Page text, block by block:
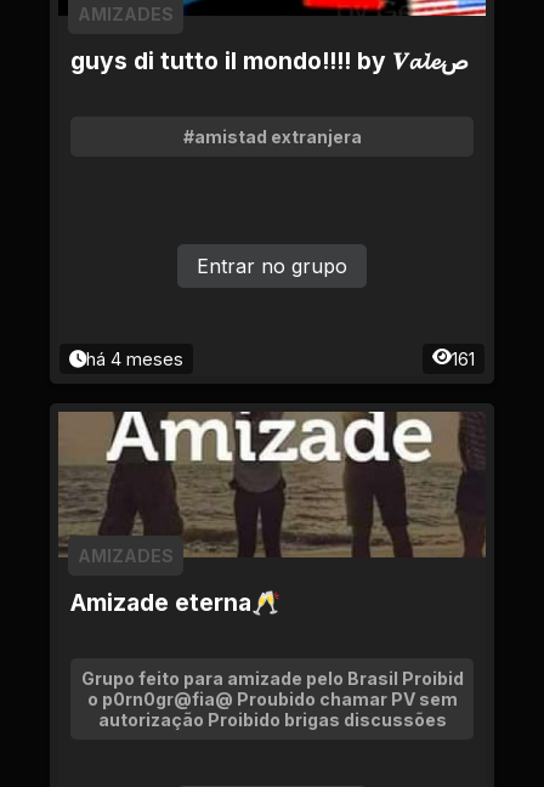
guys di tutto il mondo!!!! by 𝑽𝓪𝓵𝓮ص
AMIZADES
#amistad extranjera
há 4 meses 161
Entrar no grupo
Amizade eterna🥂
AMIZADES
Grupo feito para amizade pelo Brasil Proibid
o p0rn0gr@fia@ Proubido chamar PV sem
autorização Proibido brigas discussões